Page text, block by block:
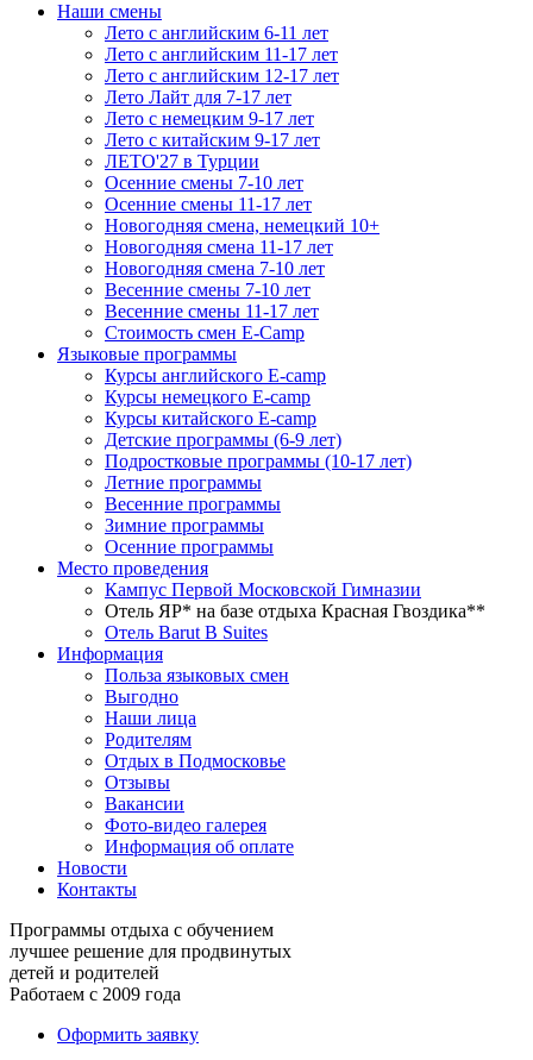
Наши смены
Лето с английским 6-11 лет
Лето с английским 11-17 лет
Лето с английским 12-17 лет
Лето Лайт для 7-17 лет
Лето c немецким 9-17 лет
Лето с китайским 9-17 лет
ЛЕТО'27 в Турции
Осенние смены 7-10 лет
Осенние смены 11-17 лет
Новогодняя смена, немецкий 10+
Новогодняя смена 11-17 лет
Новогодняя смена 7-10 лет
Весенние смены 7-10 лет
Весенние смены 11-17 лет
Стоимость смен E-Camp
Языковые программы
Курсы английского E-camp
Курсы немецкого E-camp
Курсы китайского E-camp
Детские программы (6-9 лет)
Подростковые программы (10-17 лет)
Летние программы
Весенние программы
Зимние программы
Осенние программы
Место проведения
Кампус Первой Московской Гимназии
Отель ЯР* на базе отдыха Красная Гвоздика**
Отель Barut B Suites
Информация
Польза языковых смен
Выгодно
Наши лица
Родителям
Отдых в Подмосковье
Отзывы
Вакансии
Фото-видео галерея
Информация об оплате
Новости
Контакты
Программы отдыха с обучением
лучшее решение для продвинутых
детей и родителей
Работаем с 2009 года
Оформить заявку